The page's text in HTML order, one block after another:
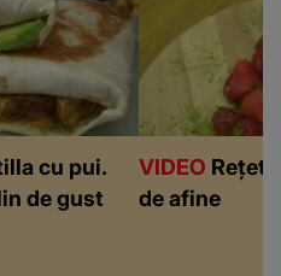
cu pui.
de gust
VIDEO
de afine